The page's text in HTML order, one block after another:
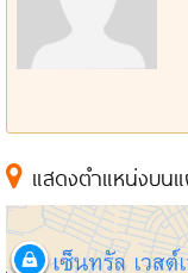
- สี่แยกบางพลู ประมาณ
แผนที่ https://goo.gl/
เหมาะสำหรับ ทำโชว์รูม
สนใจติดต่อ 094-464-
ราคาเช่าเฉพาะชั้นล่าง
แสดงตำแหน่งบน